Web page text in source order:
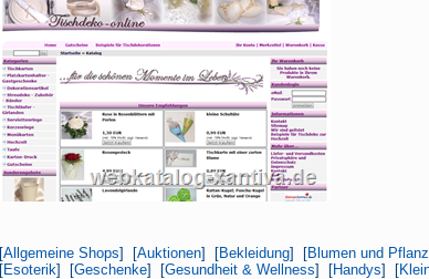
[Allgemeine Shops] [Auktionen] [Bekleidung] [Blumen und
[Esoterik] [Geschenke] [Gesundheit & Wellness] [Handys] [